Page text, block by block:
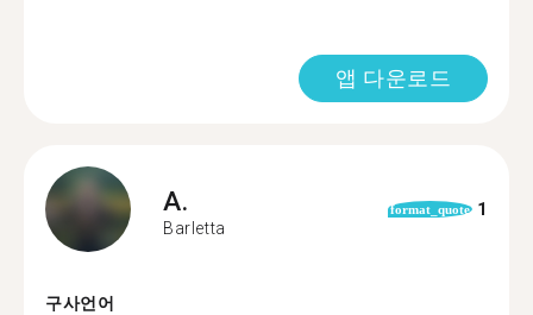
앱 다운로드
A.
Barletta
format_quote 1
구사언어